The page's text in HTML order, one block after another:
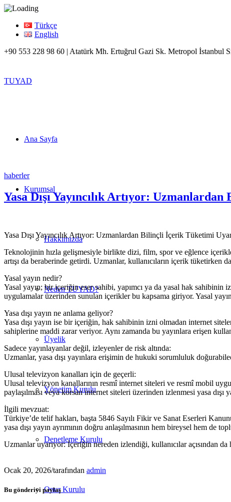
Türkçe
English
+90 553 228 98 60 | Atatürk Mh. Ertuğrul Gazi Sk. Metropol İstanbul
TUYAD
Ana Sayfa
Kurumsal
Hakkımızda
Neden TUYAD?
Üyelik
Yönetim Kurulu
Denetleme Kurulu
Onur Kurulu
haberler
Yasa Dışı Yayıncılık Artıyor:
Yasa Dışı Yayıncılık Artıyor: Uzmanlardan Bilinçli İçerik Tüketimi
Teknolojinin hızla gelişmesiyle birlikte dizi, film, spor ve eğlence
artışı da beraberinde getirdi. Uzmanlar, kullanıcıların içerik
Yasal yayın nedir?
Yasal yayın; bir içeriğin eser sahibi, yapımcı ya da yasal hak
uygulamalar üzerinden sunulan içerikler bu kapsama giriyor. Yasal
Yasa dışı yayın ne anlama geliyor?
Yasa dışı yayın ise bir içeriğin, hak sahibinin izni olmadan internet
sahiplerine maddi zarar veriyor. Aynı zamanda bu yayınlara erişen
Sadece yayınlayanlar değil, izleyenler de risk altında:
Uzmanlar, yasa dışı yayınlara erişimin de hukuki sorumluluk
Ulusal televizyon kanalları için de geçerli:
Ulusal televizyon kanallarının resmî internet siteleri ve resmî mobil
paylaşılması veya korsan internet siteleri üzerinden izlenmesi yasa dışı
İlgili mevzuat:
Türkiye’de telif hakları, başta 5846 Sayılı Fikir ve Sanat Eserleri
yasa dışı yayın ayrımının doğru anlaşılmasının hem bireysel hem de
Uzmanlar uyarıyor: İçeriğin nereden izlendiği, kullanıcılar
Ocak 20, 2026/tarafından admin
Bu gönderiyi paylaş